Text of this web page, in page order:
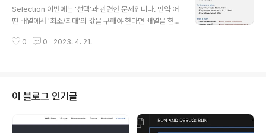
달리, 퀵정렬은 분할마다 정렬이 수행된다는 차이점이 있
습니다. Quicksort partitioning demo Quicksort: J
def partition(a, lo, hi): i, j = lo, ..
Selection 이번에는 '선택'과 관련한 문제입니다. 만약 어
떤 배열에서 '최소/최대'의 값을 구해야 한다면 배열을 한
선형 시간이 필요할 것입니다. 즉, N만큼의 시간이 소요되
c, 즉 NlogN만큼의 시간이 필요한 작업입니다. 뭔가 비슷
한듯 비슷하지 않은 두 방식에 대해서, 후자도 선형 시간으
로 처리할 수 있지 않을까? 라는게 과거 학자들의 궁금증이
었습니다. Quick-select import random def partiti
0 0 2023. 4. 21.
이 블로그 인기글